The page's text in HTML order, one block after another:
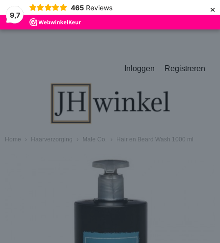
9,7
465 Reviews ×
Inloggen Registreren
Home › Haarverzorging › Male Co. › Hair en Beard Wash 1000 ml